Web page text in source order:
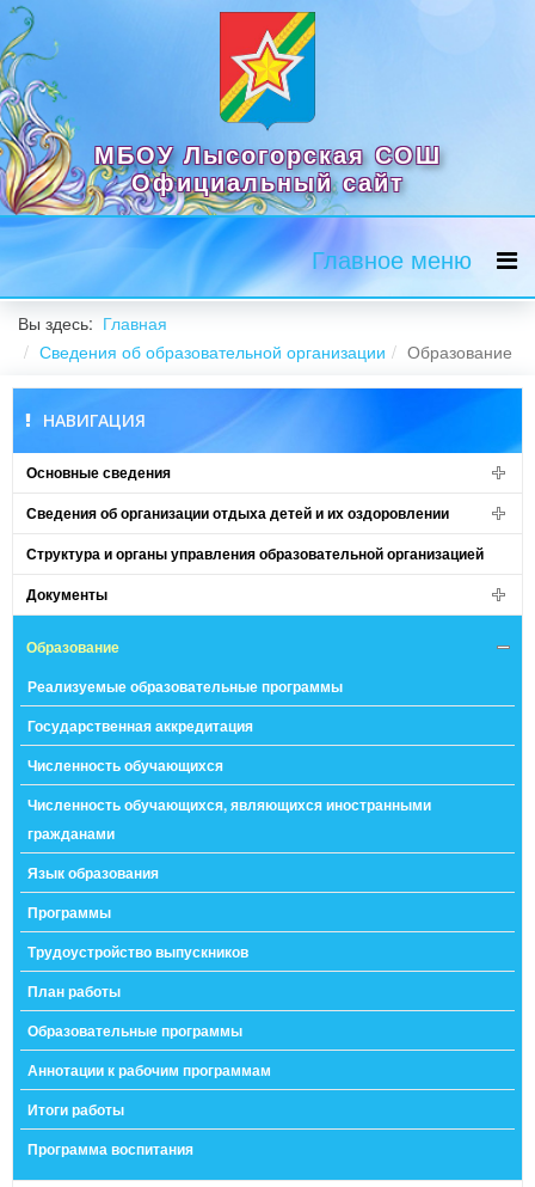
МБОУ Лысогорская СОШ
Официальный сайт
Главное меню
Вы здесь: Главная
Сведения об образовательной организации
Образование
НАВИГАЦИЯ
Основные сведения
Сведения об организации отдыха детей и их оздоровлении
Структура и органы управления образовательной организацией
Документы
Образование
Реализуемые образовательные программы
Государственная аккредитация
Численность обучающихся
Численность обучающихся, являющихся иностранными
гражданами
Язык образования
Программы
Трудоустройство выпускников
План работы
Образовательные программы
Аннотации к рабочим программам
Итоги работы
Программа воспитания